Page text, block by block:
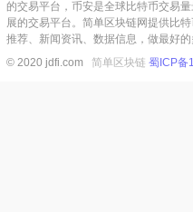
的交易平台，币安是全球比特币交易
展的交易平台。简单区块链网提供比
推荐、新闻资讯、数据信息，做最好的
© 2020 jdfi.com 简单区块链 蜀ICP备